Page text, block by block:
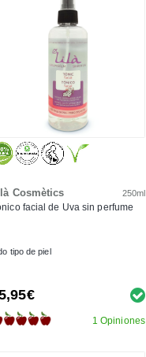
Cosmètics 250ml
facial de Uva sin perfume
tipo de piel
1 Opiniones